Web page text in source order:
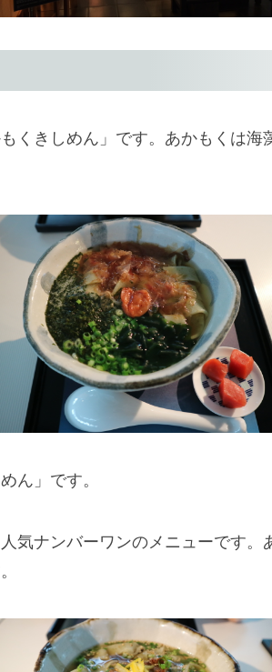
くきしめん」です。あかもくは海
ん」です。
気ナンバーワンのメニューです。